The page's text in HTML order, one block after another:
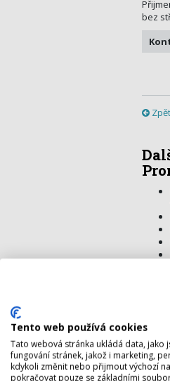
bez
Tento web používá cookies
Tato webová stránka ukládá data,
fungování stránek, jakož i marketing,
kdykoli změnit nebo přijmout výchozí
pokračovat pouze se základními